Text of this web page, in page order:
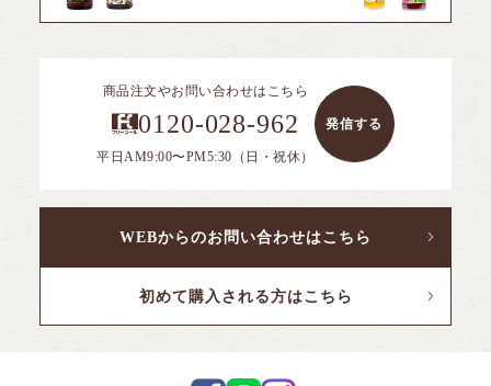
ソース
ポン酢
ジャム
ケーキ
ふくれ菓子
ギフトシリーズ
全ての商品を見る
PANTOSU
商品注文やお問い合わせはこちら
0120-028-962
平日AM9:00〜PM5:30（日・祝休）
発信する
WEBからのお問い合わせはこちら
初めて購入される方はこちら